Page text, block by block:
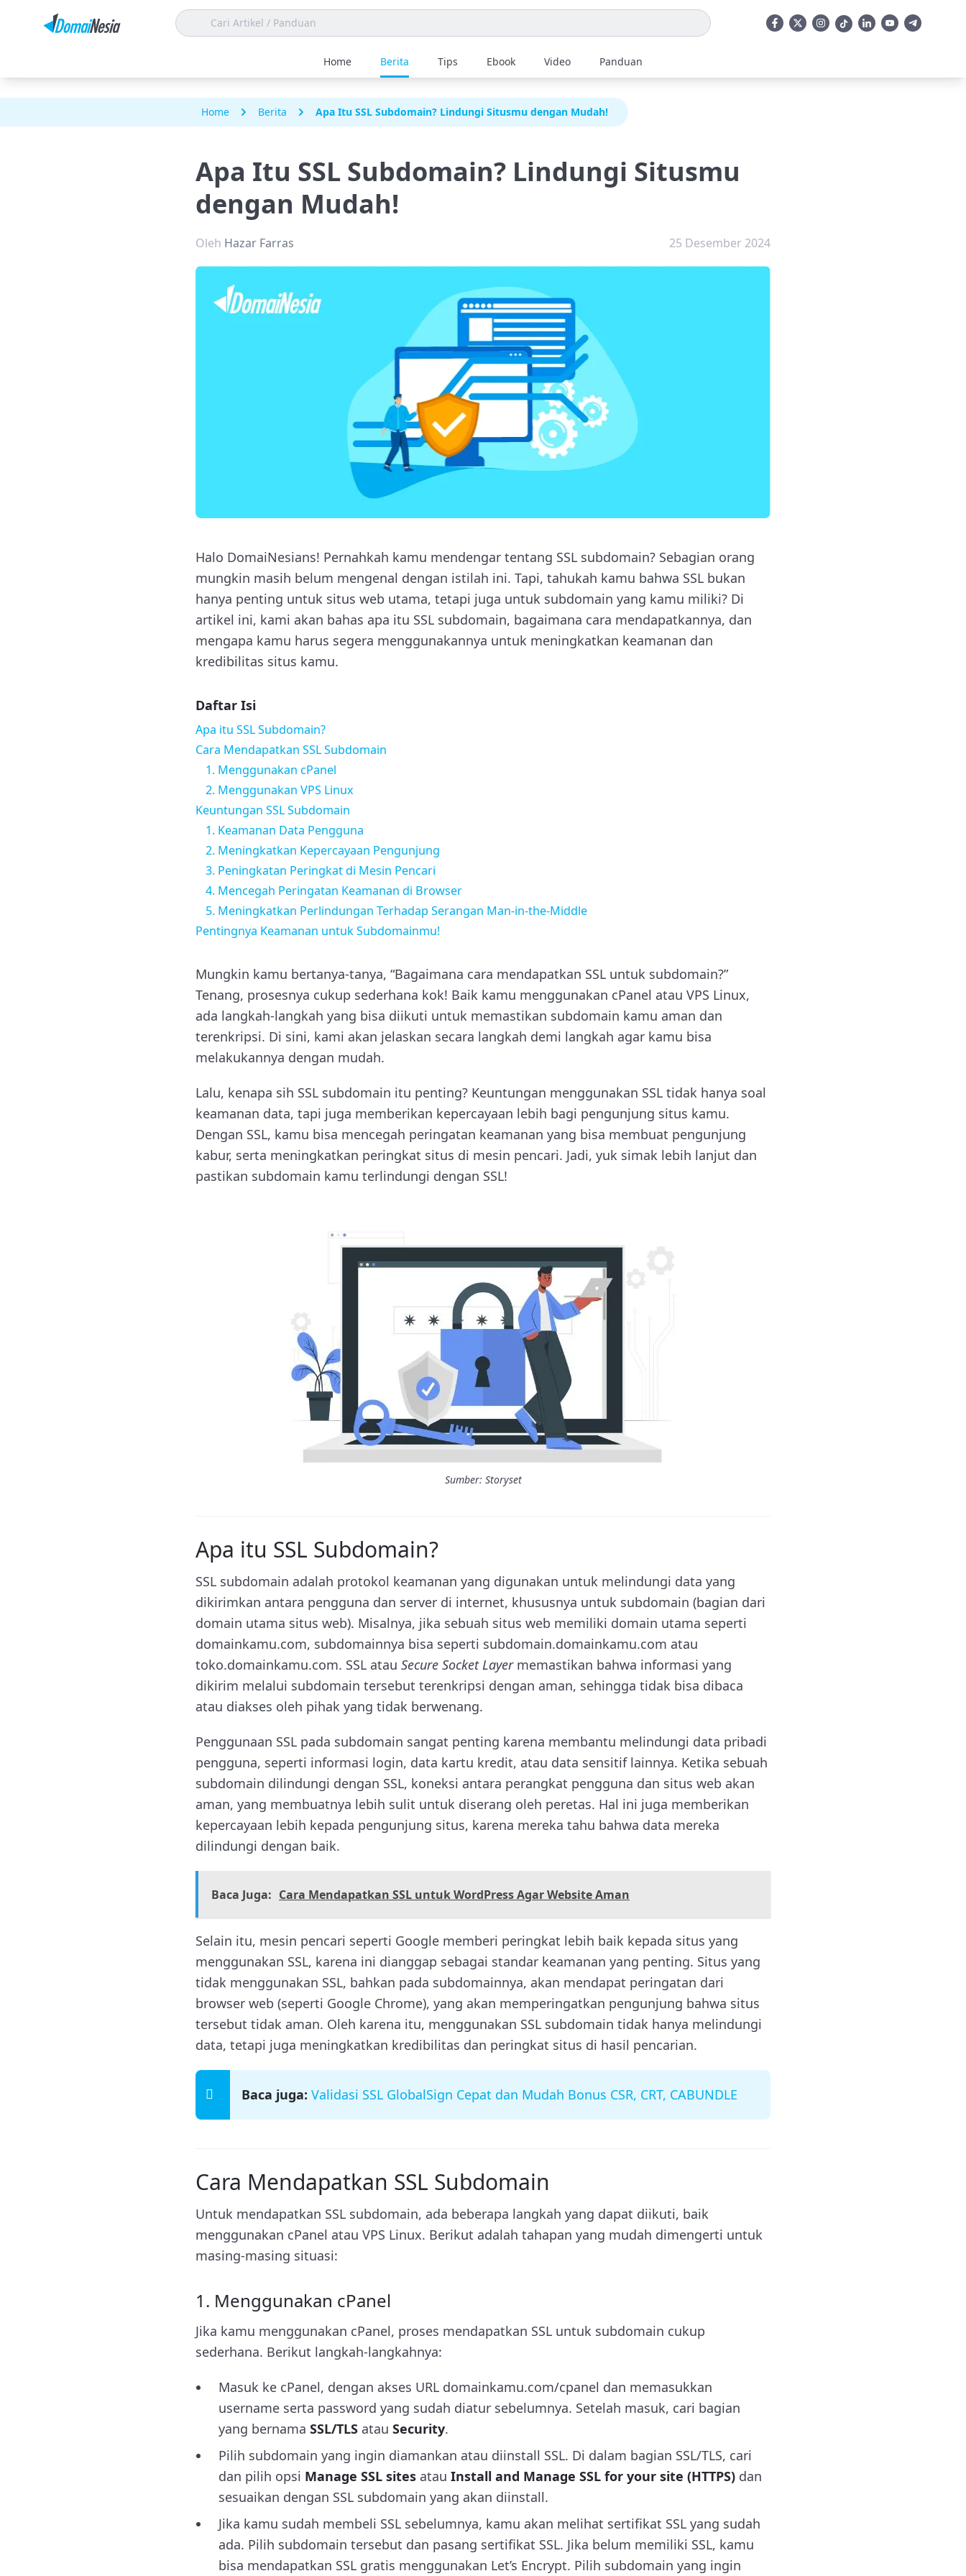
Home Berita Tips Ebook Video Panduan
Home Berita Apa Itu SSL Subdomain? Lindungi Situsmu dengan Mudah!
Apa Itu SSL Subdomain? Lindungi Situsmu
dengan Mudah!
Oleh Hazar Farras 25 Desember 2024
Halo DomaiNesians! Pernahkah kamu mendengar tentang SSL subdomain? Sebagian orang
mungkin masih belum mengenal dengan istilah ini. Tapi, tahukah kamu bahwa SSL bukan
hanya penting untuk situs web utama, tetapi juga untuk subdomain yang kamu miliki? Di
artikel ini, kami akan bahas apa itu SSL subdomain, bagaimana cara mendapatkannya, dan
mengapa kamu harus segera menggunakannya untuk meningkatkan keamanan dan
kredibilitas situs kamu.
Daftar Isi
Apa itu SSL Subdomain?
Cara Mendapatkan SSL Subdomain
1. Menggunakan cPanel
2. Menggunakan VPS Linux
Keuntungan SSL Subdomain
1. Keamanan Data Pengguna
2. Meningkatkan Kepercayaan Pengunjung
3. Peningkatan Peringkat di Mesin Pencari
4. Mencegah Peringatan Keamanan di Browser
5. Meningkatkan Perlindungan Terhadap Serangan Man-in-the-Middle
Pentingnya Keamanan untuk Subdomainmu!
Mungkin kamu bertanya-tanya, “Bagaimana cara mendapatkan SSL untuk subdomain?”
Tenang, prosesnya cukup sederhana kok! Baik kamu menggunakan cPanel atau VPS Linux,
ada langkah-langkah yang bisa diikuti untuk memastikan subdomain kamu aman dan
terenkripsi. Di sini, kami akan jelaskan secara langkah demi langkah agar kamu bisa
melakukannya dengan mudah.
Lalu, kenapa sih SSL subdomain itu penting? Keuntungan menggunakan SSL tidak hanya soal
keamanan data, tapi juga memberikan kepercayaan lebih bagi pengunjung situs kamu.
Dengan SSL, kamu bisa mencegah peringatan keamanan yang bisa membuat pengunjung
kabur, serta meningkatkan peringkat situs di mesin pencari. Jadi, yuk simak lebih lanjut dan
pastikan subdomain kamu terlindungi dengan SSL!
Sumber: Storyset
Apa itu SSL Subdomain?
SSL subdomain adalah protokol keamanan yang digunakan untuk melindungi data yang
dikirimkan antara pengguna dan server di internet, khususnya untuk subdomain (bagian dari
domain utama situs web). Misalnya, jika sebuah situs web memiliki domain utama seperti
domainkamu.com, subdomainnya bisa seperti subdomain.domainkamu.com atau
toko.domainkamu.com. SSL atau Secure Socket Layermemastikan bahwa informasi yang
dikirim melalui subdomain tersebut terenkripsi dengan aman, sehingga tidak bisa dibaca
atau diakses oleh pihak yang tidak berwenang.
Penggunaan SSL pada subdomain sangat penting karena membantu melindungi data pribadi
pengguna, seperti informasi login, data kartu kredit, atau data sensitif lainnya. Ketika sebuah
subdomain dilindungi dengan SSL, koneksi antara perangkat pengguna dan situs web akan
aman, yang membuatnya lebih sulit untuk diserang oleh peretas. Hal ini juga memberikan
kepercayaan lebih kepada pengunjung situs, karena mereka tahu bahwa data mereka
dilindungi dengan baik.
Baca Juga: Cara Mendapatkan SSL untuk WordPress Agar Website Aman
Selain itu, mesin pencari seperti Google memberi peringkat lebih baik kepada situs yang
menggunakan SSL, karena ini dianggap sebagai standar keamanan yang penting. Situs yang
tidak menggunakan SSL, bahkan pada subdomainnya, akan mendapat peringatan dari
browser web (seperti Google Chrome), yang akan memperingatkan pengunjung bahwa situs
tersebut tidak aman. Oleh karena itu, menggunakan SSL subdomain tidak hanya melindungi
data, tetapi juga meningkatkan kredibilitas dan peringkat situs di hasil pencarian.
Baca juga: Validasi SSL GlobalSign Cepat dan Mudah Bonus CSR, CRT, CABUNDLE
Cara Mendapatkan SSL Subdomain
Untuk mendapatkan SSL subdomain, ada beberapa langkah yang dapat diikuti, baik
menggunakan cPanel atau VPS Linux. Berikut adalah tahapan yang mudah dimengerti untuk
masing-masing situasi:
1. Menggunakan cPanel
Jika kamu menggunakan cPanel, proses mendapatkan SSL untuk subdomain cukup
sederhana. Berikut langkah-langkahnya:
Masuk ke cPanel, dengan akses URL domainkamu.com/cpanel dan memasukkan
username serta password yang sudah diatur sebelumnya. Setelah masuk, cari bagian
yang bernama SSL/TLS atau Security.
Pilih subdomain yang ingin diamankan atau diinstall SSL. Di dalam bagian SSL/TLS, cari
dan pilih opsi Manage SSL sites atau Install and Manage SSL for your site (HTTPS) dan
sesuaikan dengan SSL subdomain yang akan diinstall.
Jika kamu sudah membeli SSL sebelumnya, kamu akan melihat sertifikat SSL yang sudah
ada. Pilih subdomain tersebut dan pasang sertifikat SSL. Jika belum memiliki SSL, kamu
bisa mendapatkan SSL gratis menggunakan Let’s Encrypt. Pilih subdomain yang ingin